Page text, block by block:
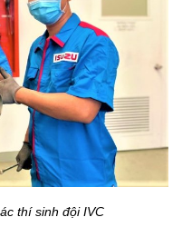
thí sinh đội IVC